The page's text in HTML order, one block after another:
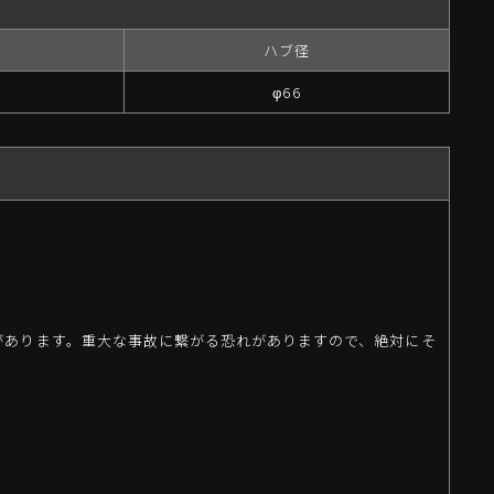
ハブ径
φ66
ります。重大な事故に繋がる恐れがありますので、絶対にそ